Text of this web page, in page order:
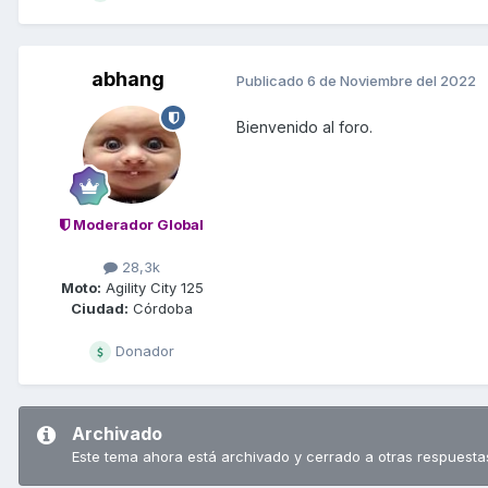
abhang
Moderador Global
28,3k
Moto: Agility City 125
Ciudad: Córdoba
Donador
Publicado 6 de Noviembre del 2022
Bienvenido al foro.
Archivado
Este tema ahora está archivado y cerrado a otras